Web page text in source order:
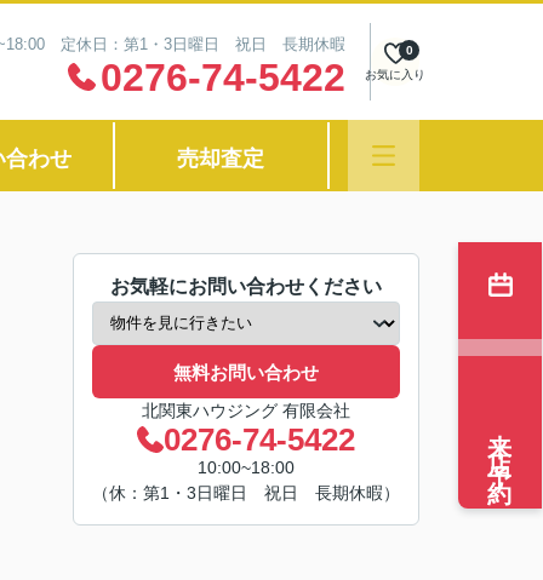
定休日：第1・3日曜日 祝日 長期休暇
0276-74-5422 お気に入り
0
合わせ 売却査定
お気軽にお問い合わせください
無料お問い合わせ
北関東ハウジング 有限会社
0276-74-5422
10:00~18:00
（休：第1・3日曜日 祝日 長期休暇）
来店予約